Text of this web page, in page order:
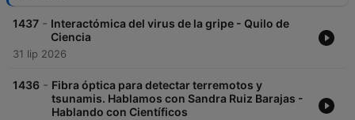
1437 - Interactómica del virus de la gripe - Quilo de
Ciencia
31 lip 2026
1436 - Fibra óptica para detectar terremotos y
tsunamis. Hablamos con Sandra Ruiz Barajas -
Hablando con Científicos